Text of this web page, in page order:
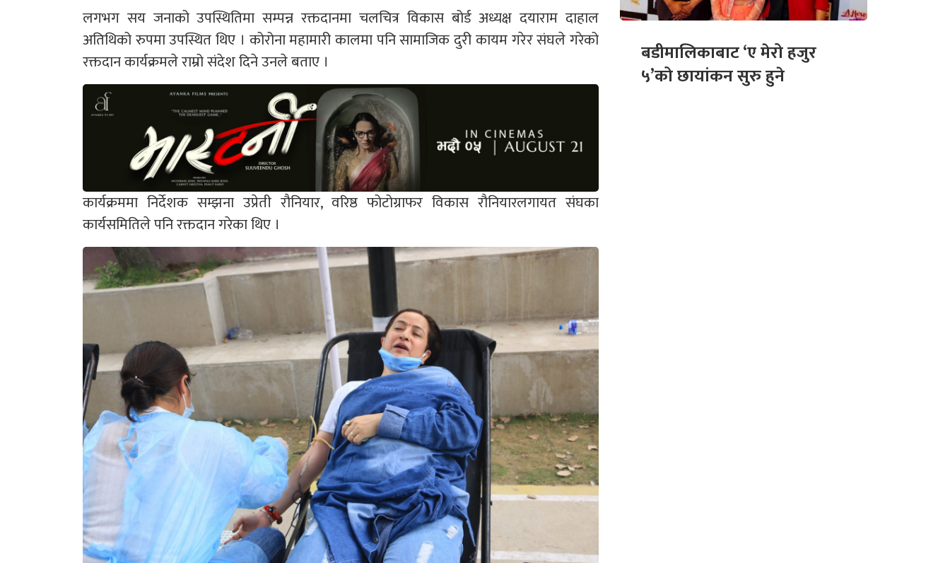
लगभग सय जनाको उपस्थितिमा सम्पन्न रक्तदानमा चलचित्र विकास बोर्ड अध्यक्ष दयाराम दाहाल
अतिथिको रुपमा उपस्थित थिए । कोरोना महामारी कालमा पनि सामाजिक दुरी कायम गरेर संघले गरेको
रक्तदान कार्यक्रमले राम्रो संदेश दिने उनले बताए ।
कार्यक्रममा निर्देशक सम्झना उप्रेती रौनियार, वरिष्ठ फोटोग्राफर विकास रौनियारलगायत संघका
कार्यसमितिले पनि रक्तदान गरेका थिए ।
बडीमालिकाबाट ‘ए मेरो हजुर
५’को छायांकन सुरु हुने